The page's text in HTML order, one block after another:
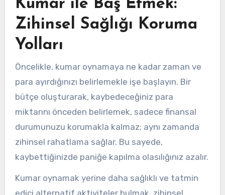
Kumar ile Baş Etmek:
Zihinsel Sağlığı Koruma
Yolları
Öncelikle, kumar oynamaya ne kadar zaman ve
para ayırdığınızı belirlemekle işe başlayın. Bir
bütçe oluşturarak, kaybedeceğiniz para
miktarını önceden belirlemek, sadece finansal
durumunuzu korumakla kalmaz; aynı zamanda
zihinsel rahatlama sağlar. Bu sayede,
kaybettiğinizde paniğe kapılma olasılığınız azalır.
Kumar oynamak yerine daha sağlıklı ve tatmin